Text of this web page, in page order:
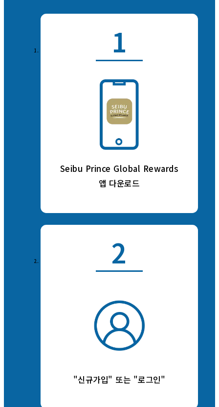
1
Seibu Prince Global Rewards
앱 다운로드
2
"신규가입" 또는 "로그인"